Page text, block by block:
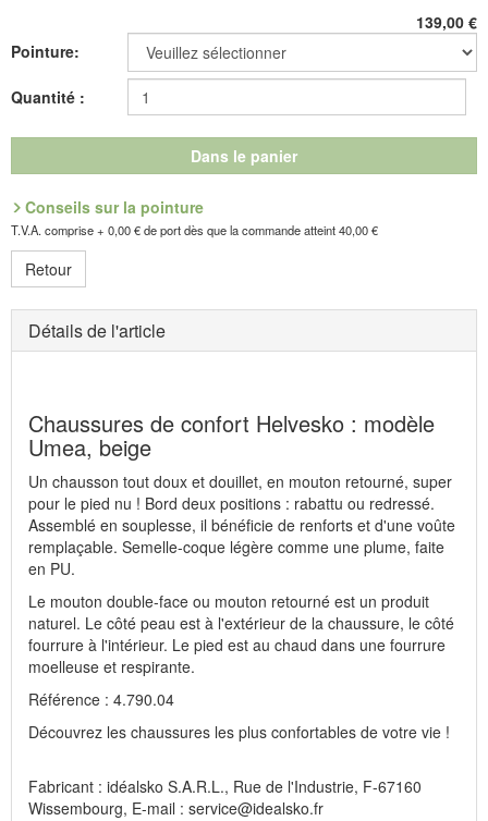
Le mouton double-face ou mouton retourné est un produit naturel.
Le côté peau est à l'extérieur de la chaussure, le côté fourrure à
l'intérieur. Le pied est au chaud dans une fourrure moelleuse et
respirante.
Référence : 4.790.04
Découvrez les chaussures les plus confortables de votre vie !
Fabricant : idéalsko S.A.R.L., Rue de l'Industrie, F-67160
Wissembourg, E-mail : service@idealsko.fr
139,00 €
Pointure:
Quantité :
Dans le panier
Conseils sur la pointure
T.V.A. comprise + 0,00 € de port dès que la commande atteint 40,00 €
Retour
Détails de l'article
Chaussures de confort Helvesko : modèle
Umea, beige
Un chausson tout doux et douillet, en mouton retourné, super
pour le pied nu ! Bord deux positions : rabattu ou redressé.
Assemblé en souplesse, il bénéficie de renforts et d'une voûte
remplaçable. Semelle-coque légère comme une plume, faite
en PU.
Le mouton double-face ou mouton retourné est un produit
naturel. Le côté peau est à l'extérieur de la chaussure, le côté
fourrure à l'intérieur. Le pied est au chaud dans une fourrure
moelleuse et respirante.
Référence : 4.790.04
Découvrez les chaussures les plus confortables de votre vie !
Fabricant : idéalsko S.A.R.L., Rue de l'Industrie, F-67160
Wissembourg, E-mail : service@idealsko.fr